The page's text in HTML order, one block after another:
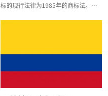
标的现行法律为1985年的商标法。该
商标。 4．加拿大对商标注册的类别没
工业产权巴黎公约》、世界知识产权组